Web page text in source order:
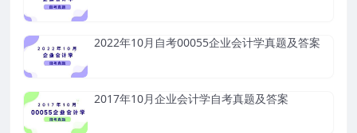
2022年10月自考00055企业会计学真题及答案
2017年10月企业会计学自考真题及答案